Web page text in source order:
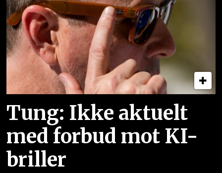
Tung: Ikke aktuelt
med forbud mot KI-
briller